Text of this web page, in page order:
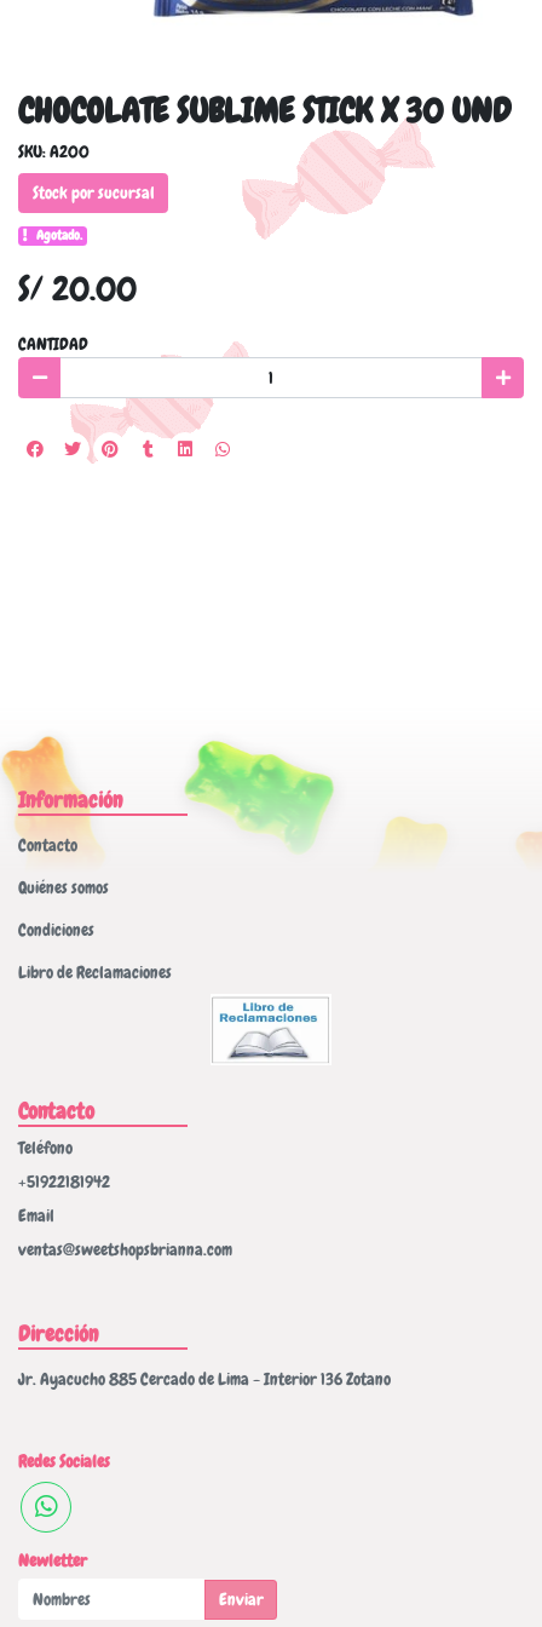
CHOCOLATE SUBLIME STICK X 30 UND
SKU: A200
Stock por sucursal
Agotado.
S/ 20.00
CANTIDAD
Información
Contacto
Quiénes somos
Condiciones
Libro de Reclamaciones
Contacto
Teléfono
+51922181942
Email
ventas@sweetshopsbrianna.com
Dirección
Jr. Ayacucho 885 Cercado de Lima - Interior 136 Zotano
Redes Sociales
Newletter
Enviar